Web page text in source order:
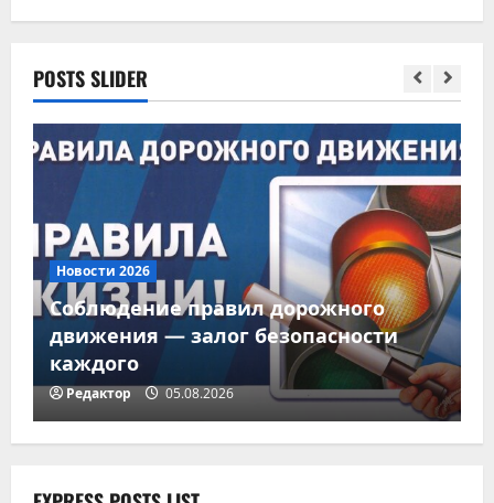
иност
гражд
ан: что
важно
знать
05.08.202
6
ние
POSTS SLIDER
Новости 2026
Соблюдение правил дорожного
движения — залог безопасности
каждого
Редактор 05.08.2026